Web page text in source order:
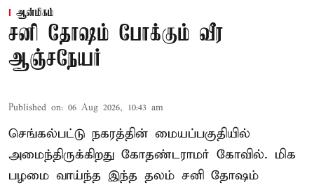
ஆன்மிகம்
சனி தோஷம் போக்கும் வீர
ஆஞ்சநேயர்
Published on: 06 Aug 2026, 10:43 am
செங்கல்பட்டு நகரத்தின் மையப்பகுதியில்
அமைந்திருக்கிறது கோதண்டராமர் கோவில். மிக
பழமை வாய்ந்த இந்த தலம் சனி தோஷம்